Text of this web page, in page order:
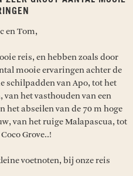
en Tom,
reis, en hebben zoals door
mooie ervaringen achter de
schilpadden van Apo, tot het
het vasthouden van een
het abseilen van de 70 m hoge
van het ruige Malapascua, tot
Grove..!
voetnoten, bij onze reis